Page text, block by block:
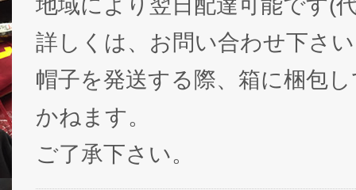
地域により翌日配達可能です(
詳しくは、お問い合わせ下さ
帽子を発送する際、箱に梱包
かねます。
ご了承下さい。